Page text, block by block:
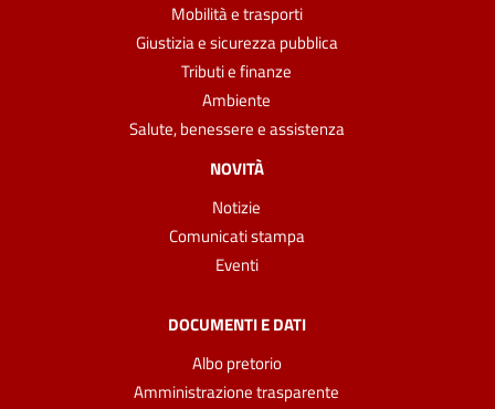
Mobilità e trasporti
Giustizia e sicurezza pubblica
Tributi e finanze
Ambiente
Salute, benessere e assistenza
NOVITÀ
Notizie
Comunicati stampa
Eventi
DOCUMENTI E DATI
Albo pretorio
Amministrazione trasparente